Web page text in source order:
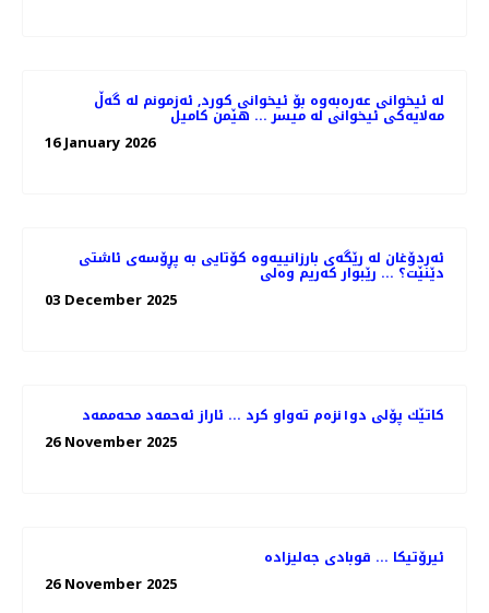
لە ئیخوانى عەرەبەوە بۆ ئیخوانى کورد, ئەزمونم لە گەڵ
مەلایەکى ئیخوانى لە میسر ... هێمن کامیل
16 January 2026
ئەردۆغان لە رێگەی بارزانییەوە کۆتایی بە پڕۆسەی ئاشتی
دێنێت؟ ... رێبوار کەریم وەلی
03 December 2025
کاتێك پۆلی دو١نزەم تەواو کرد ... ئاراز ئەحمەد محەممەد
26 November 2025
ئیرۆتیکا ... قوبادی جەلیزادە
26 November 2025